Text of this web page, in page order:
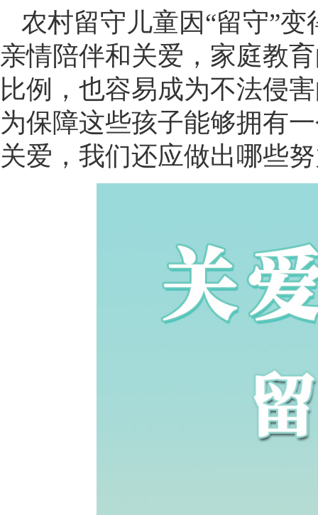
农村留守儿童因“留守”
亲情陪伴和关爱，家庭教
比例，也容易成为不法侵
为保障这些孩子能够拥有
关爱，我们还应做出哪些